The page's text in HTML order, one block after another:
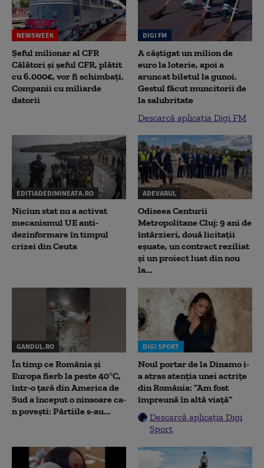
NEWSWEEK
Șeful milionar al CFR
Călători și șeful CFR, plătit
cu 6.000€, vor fi schimbați.
Companii cu miliarde
datorii
DIGI FM
A câștigat un milion de
euro la loterie, apoi a
aruncat biletul la gunoi.
Gestul făcut muncitorii de
la salubritate
Descarcă aplicația Digi FM
EDITIADEDIMINEATA.RO
Niciun stat nu a activat
mecanismul UE anti-
dezinformare în timpul
crizei din Ceuta
ADEVARUL
Odiseea Centurii
Metropolitane Cluj: 9 ani de
întârzieri, două licitații
eșuate, un contract reziliat
și un proiect luat din nou
la...
GANDUL.RO
În timp ce România și
Europa fierb la peste 40°C,
într-o țară din America de
Sud a început o ninsoare ca-
n povești: Pârtiile s-au...
DIGI SPORT
Noul portar de la Dinamo i-
a atras atenția unei actrițe
din România: ”Am fost
împreună în altă viață”
Descarcă aplicația Digi
Sport